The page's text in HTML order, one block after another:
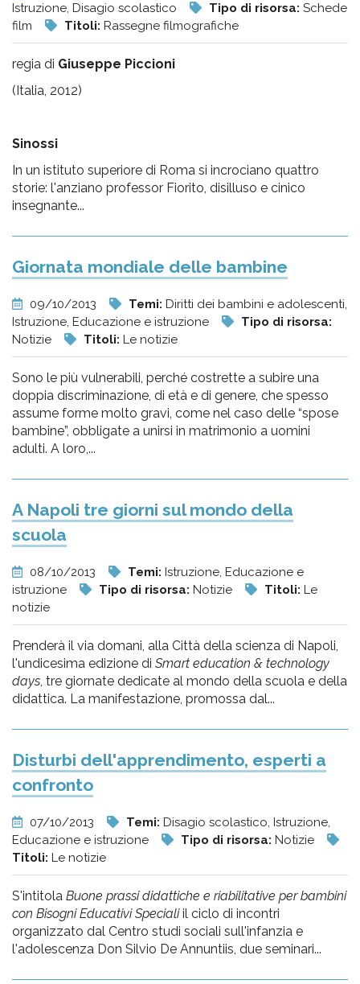
Istruzione, Disagio scolastico
Tipo di risorsa: Schede
film
Titoli: Rassegne filmografiche
regia di Giuseppe Piccioni
(Italia, 2012)
Sinossi
In un istituto superiore di Roma si incrociano quattro
storie: l'anziano professor Fiorito, disilluso e cinico
insegnante...
Giornata mondiale delle bambine
09/10/2013 Temi: Diritti dei bambini e adolescenti,
Istruzione, Educazione e istruzione
Tipo di risorsa:
Notizie
Titoli: Le notizie
Sono le più vulnerabili, perché costrette a subire una
doppia discriminazione, di età e di genere, che spesso
assume forme molto gravi, come nel caso delle “spose
bambine”, obbligate a unirsi in matrimonio a uomini
adulti. A loro,...
A Napoli tre giorni sul mondo della
scuola
08/10/2013 Temi: Istruzione, Educazione e
istruzione
Tipo di risorsa: Notizie Titoli: Le
notizie
Prenderà il via domani, alla Città della scienza di Napoli,
l'undicesima edizione di Smart education & technology
days, tre giornate dedicate al mondo della scuola e della
didattica. La manifestazione, promossa dal...
Disturbi dell'apprendimento, esperti a
confronto
07/10/2013 Temi: Disagio scolastico, Istruzione,
Educazione e istruzione
Tipo di risorsa: Notizie
Titoli: Le notizie
S'intitola Buone prassi didattiche e riabilitative per bambini
con Bisogni Educativi Specialiil ciclo di incontri
organizzato dal Centro studi sociali sull'infanzia e
l'adolescenza Don Silvio De Annuntiis, due seminari...